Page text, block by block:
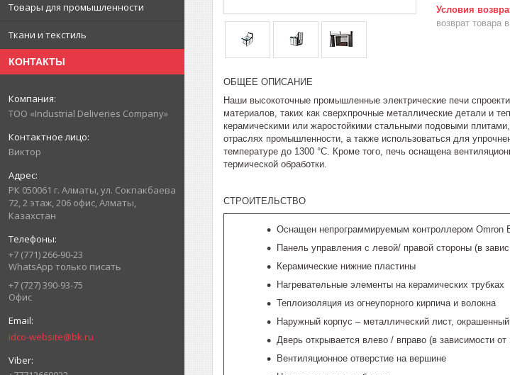
Товары для промышленности
Ткани и текстиль
КОНТАКТЫ
ТОО «Industrial Deliveries Company»
Виктор
РК 050061 г. Алматы, ул. Сокпакбаева
72, 2 этаж, 206 офис, Алматы,
Казахстан
+7 (771) 266-90-23
WhatsApp только писать
+7 (727) 390-93-75
Офис
idco-website@bk.ru
возврат товара
ОБЩЕЕ ОПИСАНИЕ
Наши высокоточные промышленные электрические печи
материалов, таких как сверхпрочные металлические детали и
керамическими или жаростойкими стальными подовыми
отраслях промышленности, а также использоваться для
температуре до 1300 °C. Кроме того, печь оснащена
термической обработки.
СТРОИТЕЛЬСТВО
Оснащен непрограммируемым контроллером Omron
Панель управления с левой/ правой стороны (в
Керамические нижние пластины
Нагревательные элементы на керамических трубках
Теплоизоляция из огнеупорного кирпича и волокна
Наружный корпус – металлический лист,
Дверь открывается влево / вправо (в зависимости от
Вентиляционное отверстие на вершине